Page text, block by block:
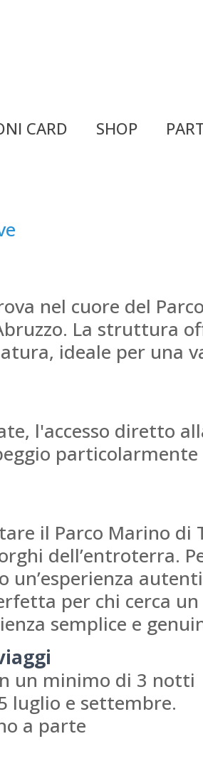
CARD SHOP
nel cuore del
La struttura
ideale per una
l'accesso diretto
il Parco Marino di
dell’entroterra.
un’esperienza
per chi cerca
semplice e
un minimo di 3 notti
luglio e settembre.
a parte